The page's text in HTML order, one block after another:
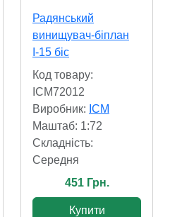
Радянський
винищувач-біплан
І-15 біс
Код товару:
ICM72012
Виробник: ICM
Маштаб: 1:72
Складність:
Cередня
451 Грн.
Купити